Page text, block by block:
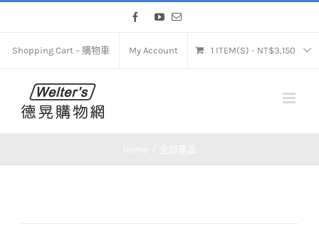
content
FacebookYouTube
Email
Shopping Cart – 購物車 My Account 1 ITEM(S) - NT$3,150